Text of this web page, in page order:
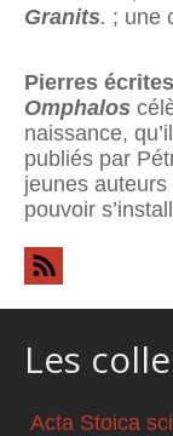
Granits. ; une
Pierres
Omphalos
naissance,
publiés par
jeunes
pouvoir
Les
Acta Stoica